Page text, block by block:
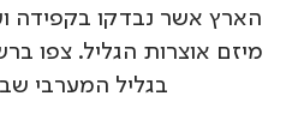
הארץ אשר נבדקו בקפידה
מיזם אוצרות הגליל. צפו
בגליל המערבי